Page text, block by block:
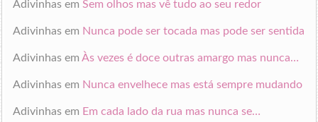
Adivinhasem Sem olhos mas vê tudo ao seu redor
Adivinhasem Nunca pode ser tocada mas pode ser sentida
Adivinhasem Às vezes é doce outras amargo mas nunca…
Adivinhasem Nunca envelhece mas está sempre mudando
Adivinhasem Em cada lado da rua mas nunca se…